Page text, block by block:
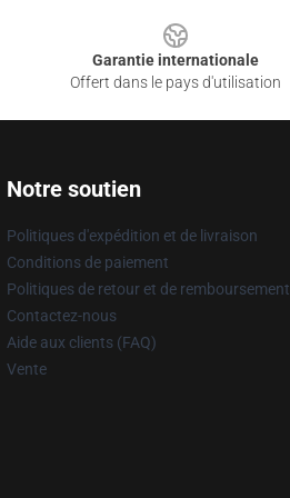
Garantie internationale
Offert dans le pays d'utilisation
Notre soutien
Politiques d'expédition et de livraison
Conditions de paiement
Politiques de retour et de remboursement
Contactez-nous
Aide aux clients (FAQ)
Vente